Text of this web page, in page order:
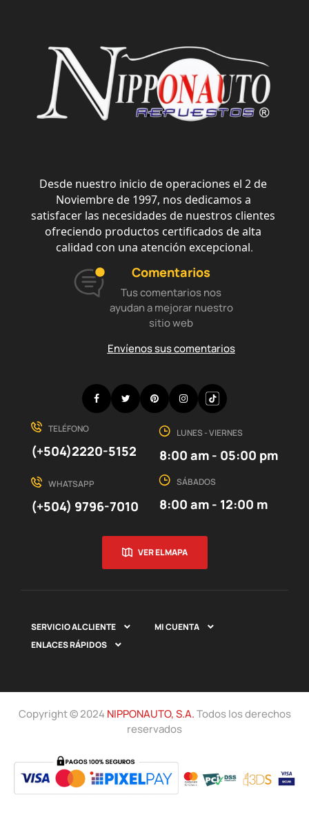
Desde nuestro inicio de operaciones el 2 de
Noviembre de 1997, nos dedicamos a
satisfacer las necesidades de nuestros clientes
ofreciendo productos certificados de alta
calidad con una atención excepcional.
Comentarios
Tus comentarios nos
ayudan a mejorar nuestro
sitio web
Envíenos sus comentarios
TELÉFONO
(+504)2220-5152
WHATSAPP
(+504) 9796-7010
LUNES - VIERNES
8:00 am - 05:00 pm
SÁBADOS
8:00 am - 12:00 m
VER EL MAPA
FacebookTwitterPinterestInstagram
Discord
SERVICIO AL CLIENTE  MI CUENTA 
ENLACES RÁPIDOS 
Copyright © 2024 NIPPONAUTO, S.A.Todos los derechos
reservados